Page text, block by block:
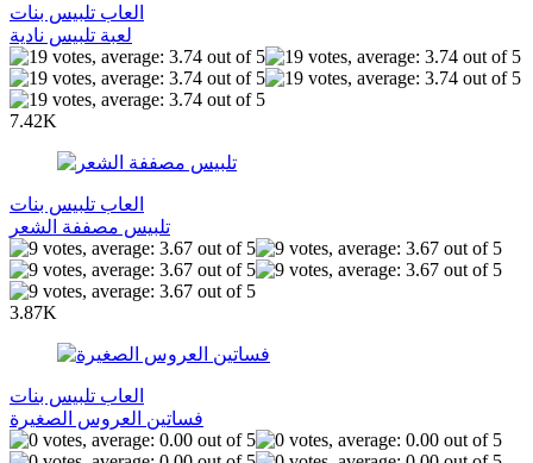
العاب تلبيس بنات
لعبة تلبيس نادية
7.42K
العاب تلبيس بنات
تلبيس مصففة الشعر
3.87K
العاب تلبيس بنات
فساتين العروس الصغيرة